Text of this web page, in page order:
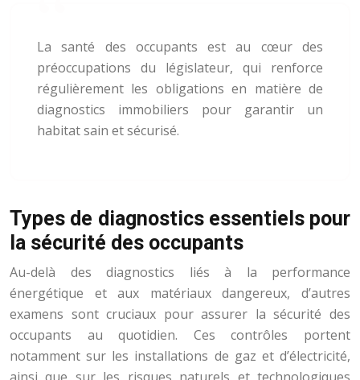
La santé des occupants est au cœur des
préoccupations du législateur, qui renforce
régulièrement les obligations en matière de
diagnostics immobiliers pour garantir un
habitat sain et sécurisé.
Types de diagnostics essentiels pour
la sécurité des occupants
Au-delà des diagnostics liés à la performance
énergétique et aux matériaux dangereux, d’autres
examens sont cruciaux pour assurer la sécurité des
occupants au quotidien. Ces contrôles portent
notamment sur les installations de gaz et d’électricité,